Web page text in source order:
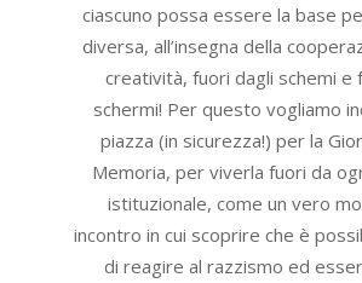
ciascuno possa essere la base
diversa, all’insegna della
creatività, fuori dagli schemi e
schermi! Per questo vogliamo
piazza (in sicurezza!) per la
Memoria, per viverla fuori da
istituzionale, come un vero
incontro in cui scoprire che è
di reagire al razzismo ed